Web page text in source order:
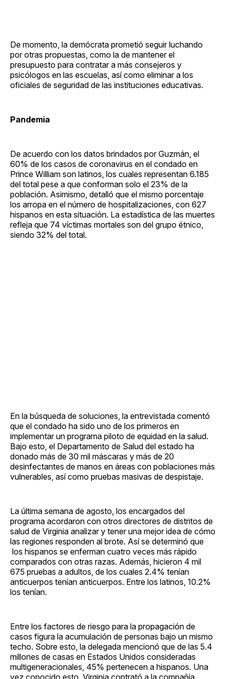
De momento, la demócrata prometió seguir luchando
por otras propuestas, como la de mantener el
presupuesto para contratar a más consejeros y
psicólogos en las escuelas, así como eliminar a los
oficiales de seguridad de las instituciones educativas.
Pandemia
De acuerdo con los datos brindados por Guzmán, el
60% de los casos de coronavirus en el condado en
Prince William son latinos, los cuales representan 6.185
del total pese a que conforman solo el 23% de la
población. Asimismo, detalló que el mismo porcentaje
los arropa en el número de hospitalizaciones, con 627
hispanos en esta situación. La estadística de las muertes
refleja que 74 víctimas mortales son del grupo étnico,
siendo 32% del total.
En la búsqueda de soluciones, la entrevistada comentó
que el condado ha sido uno de los primeros en
implementar un programa piloto de equidad en la salud.
Bajo esto, el Departamento de Salud del estado ha
donado más de 30 mil máscaras y más de 20
desinfectantes de manos en áreas con poblaciones más
vulnerables, así como pruebas masivas de despistaje.
La última semana de agosto, los encargados del
programa acordaron con otros directores de distritos de
salud de Virginia analizar y tener una mejor idea de cómo
las regiones responden al brote. Así se determinó que
los hispanos se enferman cuatro veces más rápido
comparados con otras razas. Además, hicieron 4 mil
675 pruebas a adultos, de los cuales 2.4% tenían
anticuerpos tenían anticuerpos. Entre los latinos, 10.2%
los tenían.
Entre los factores de riesgo para la propagación de
casos figura la acumulación de personas bajo un mismo
techo. Sobre esto, la delegada mencionó que de las 5.4
millones de casas en Estados Unidos consideradas
multigeneracionales, 45% pertenecen a hispanos. Una
vez conocido esto, Virginia contrató a la compañía